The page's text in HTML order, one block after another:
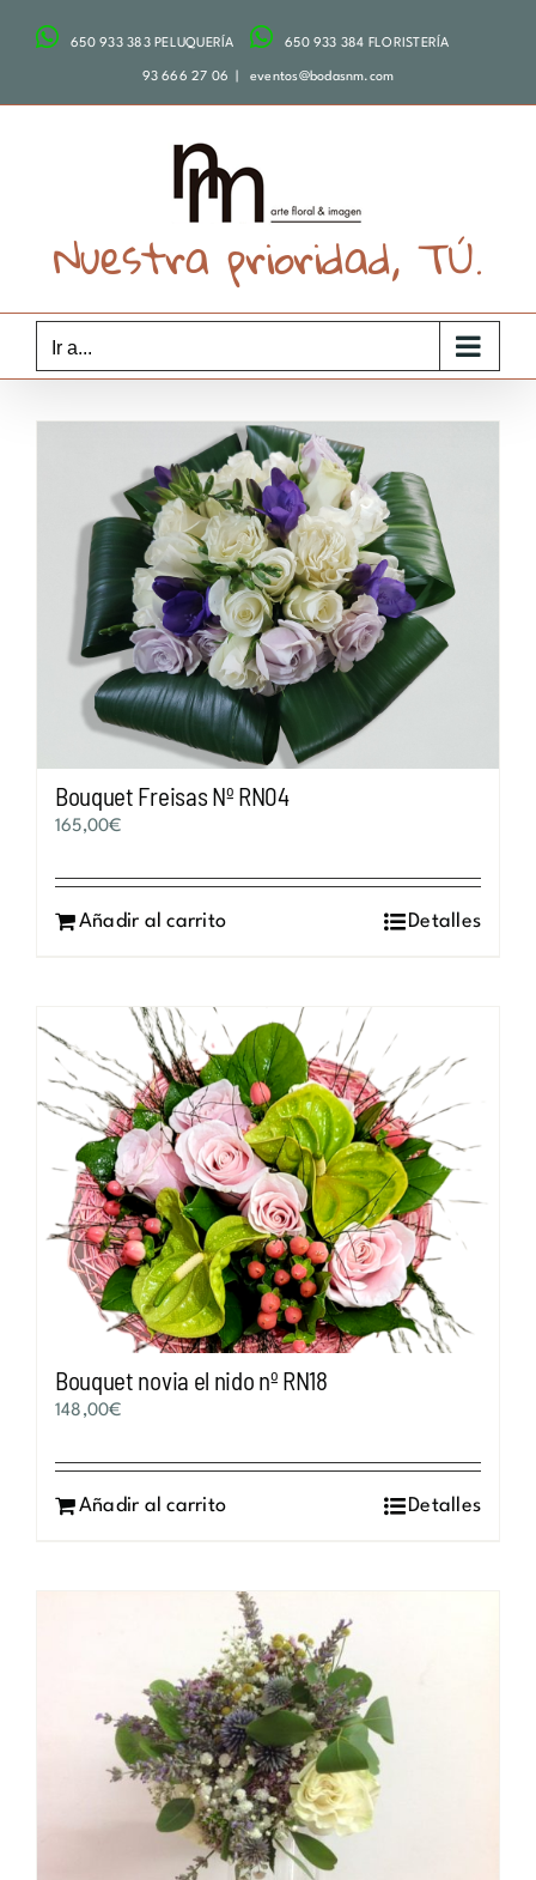
650 933 383 PELUQUERÍA 650 933 384 FLORISTERÍA
93 666 27 06 eventos@bodasnm.com
Nuestra prioridad, TÚ.
Ir a...
Bouquet Freisas Nº RN04
165,00€
Añadir al carrito Detalles
Bouquet novia el nido nº RN18
148,00€
Añadir al carrito Detalles